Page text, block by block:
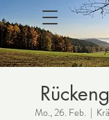
Mo., 26. Feb.
  |